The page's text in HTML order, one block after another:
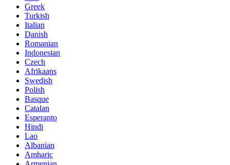
Greek
Turkish
Italian
Danish
Romanian
Indonesian
Czech
Afrikaans
Swedish
Polish
Basque
Catalan
Esperanto
Hindi
Lao
Albanian
Amharic